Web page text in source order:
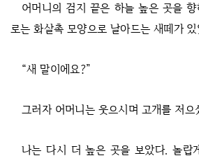
어머니의 검지 끝은 하늘 높은 곳을
로는 화살촉 모양으로 날아드는 새떼가
“새 말이에요?”
그러자 어머니는 웃으시며 고개를 저
나는 다시 더 높은 곳을 보았다. 놀랍